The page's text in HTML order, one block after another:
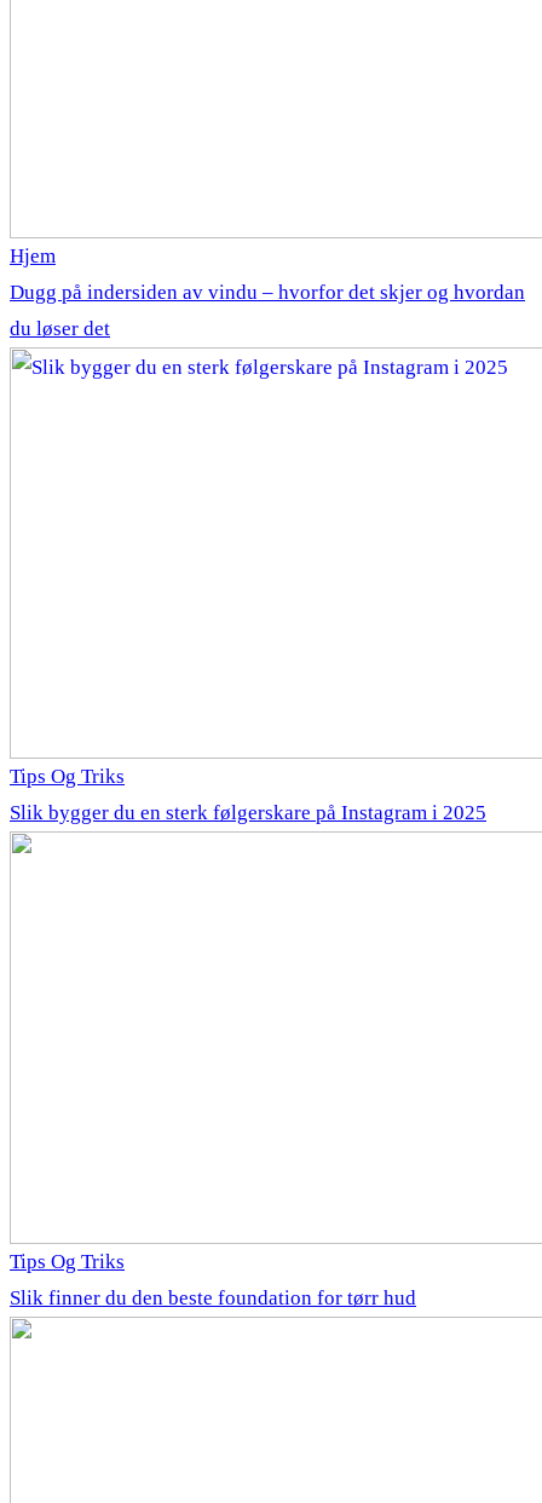
Hjem
Dugg på indersiden av vindu – hvorfor det skjer og hvordan
du løser det
Tips Og Triks
Slik bygger du en sterk følgerskare på Instagram i 2025
Tips Og Triks
Slik finner du den beste foundation for tørr hud